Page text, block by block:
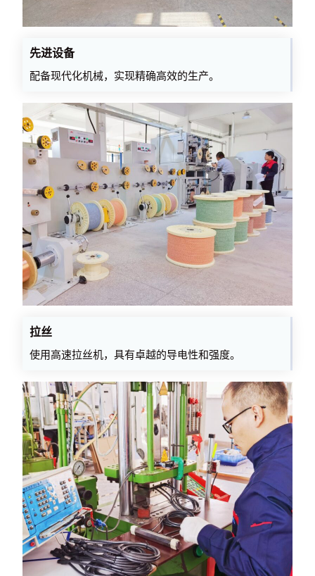
先进设备
配备现代化机械，实现精确高效的生产。
拉丝
使用高速拉丝机，具有卓越的导电性和强度。